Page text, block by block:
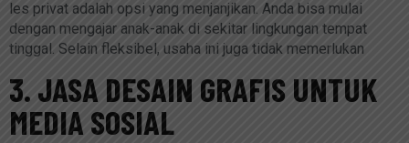
les privat adalah opsi yang menjanjikan. Anda bisa mulai
dengan mengajar anak-anak di sekitar lingkungan tempat
tinggal. Selain fleksibel, usaha ini juga tidak memerlukan
3. JASA DESAIN GRAFIS UNTUK
MEDIA SOSIAL